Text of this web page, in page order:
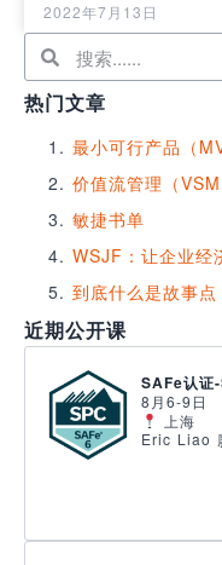
2022年7月13日
热门文章
最小可行产品（
价值流管理（VSM
敏捷书单
WSJF：让企业经
到底什么是故事
近期公开课
SAFe认证
8月6-9日
上海
Eric Liao